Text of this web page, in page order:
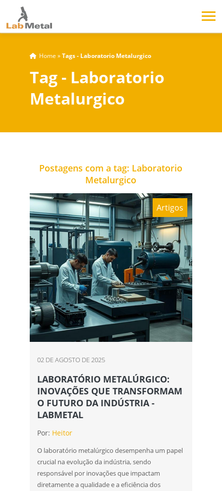
Home »Tags - Laboratorio Metalurgico
Tag - Laboratorio
Metalurgico
Postagens com a tag: Laboratorio
Metalurgico
Artigos
02 DE AGOSTO DE 2025
LABORATÓRIO METALÚRGICO:
INOVAÇÕES QUE TRANSFORMAM
O FUTURO DA INDÚSTRIA -
LABMETAL
Por: Heitor
O laboratório metalúrgico desempenha um papel
crucial na evolução da indústria, sendo
responsável por inovações que impactam
diretamente a qualidade e a eficiência dos